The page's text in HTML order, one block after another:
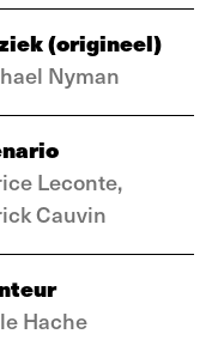
(origineel)
Nyman
Leconte,
Cauvin
Hache